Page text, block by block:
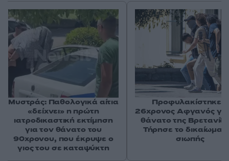
Μυστράς: Παθολογικά αίτια
«δείχνει» η πρώτη
ιατροδικαστική εκτίμηση
για τον θάνατο του
90χρονου, που έκρυψε ο
γιος του σε καταψύκτη
Προφυλακίστηκε ο
26χρονος Αφγανός
θάνατο της
Τήρησε το δικαίωμα
σιωπής